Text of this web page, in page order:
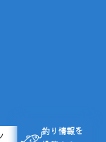
釣り情報を